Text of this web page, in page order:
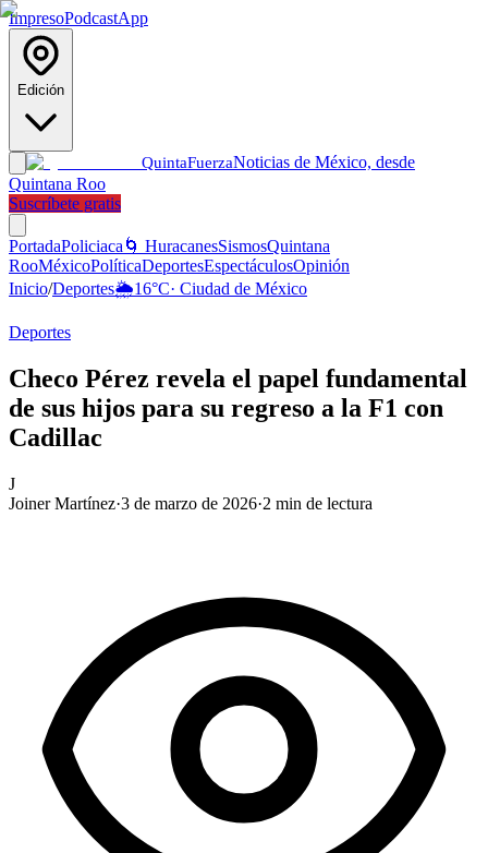
ImpresoPodcastApp
Edición
QuintaFuerzaNoticias de México, desde
Quintana Roo
Suscríbete gratis
PortadaPoliciaca 🌀 HuracanesSismosQuintana
RooMéxicoPolíticaDeportesEspectáculosOpinión
Inicio/Deportes🌦️16°C· Ciudad de México
Deportes
Checo Pérez revela el papel fundamental
de sus hijos para su regreso a la F1 con
Cadillac
J
Joiner Martínez·3 de marzo de 2026·2 min de lectura